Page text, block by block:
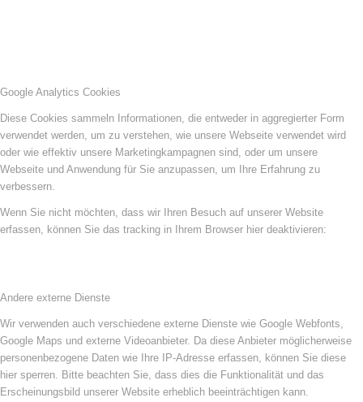
Google Analytics Cookies
Diese Cookies sammeln Informationen, die entweder in aggregierter Form
verwendet werden, um zu verstehen, wie unsere Webseite verwendet wird
oder wie effektiv unsere Marketingkampagnen sind, oder um unsere
Webseite und Anwendung für Sie anzupassen, um Ihre Erfahrung zu
verbessern.
Wenn Sie nicht möchten, dass wir Ihren Besuch auf unserer Website
erfassen, können Sie das tracking in Ihrem Browser hier deaktivieren:
Andere externe Dienste
Wir verwenden auch verschiedene externe Dienste wie Google Webfonts,
Google Maps und externe Videoanbieter. Da diese Anbieter möglicherweise
personenbezogene Daten wie Ihre IP-Adresse erfassen, können Sie diese
hier sperren. Bitte beachten Sie, dass dies die Funktionalität und das
Erscheinungsbild unserer Website erheblich beeinträchtigen kann.